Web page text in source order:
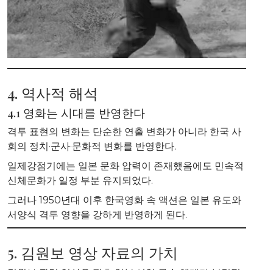
4. 역사적 해석
4.1 영화는 시대를 반영한다
격투 표현의 변화는 단순한 연출 변화가 아니라 한국 사
회의 정치·군사·문화적 변화를 반영한다.
일제강점기에는 일본 문화 압력이 존재했음에도 민속적
신체문화가 일정 부분 유지되었다.
그러나 1950년대 이후 한국영화 속 액션은 일본 유도와
서양식 격투 영향을 강하게 반영하게 된다.
5. 김원보 영상 자료의 가치